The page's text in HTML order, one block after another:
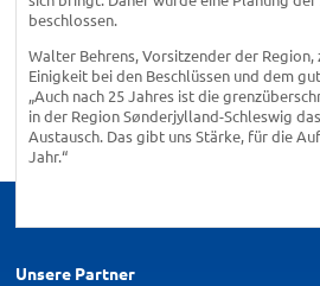
beschlossen.
Walter Behrens, Vorsitzender der
Einigkeit bei den Beschlüssen und dem
„Auch nach 25 Jahres ist die
in der Region Sønderjylland-Schleswig
Austausch. Das gibt uns Stärke, für die
Jahr.“
Unsere Partner